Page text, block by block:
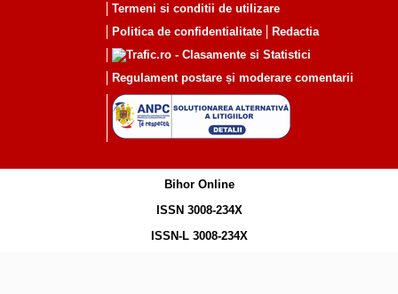
Termeni si conditii de utilizare
Politica de confidentialitate
Redactia
Regulament postare și moderare comentarii
Bihor Online
ISSN 3008-234X
ISSN-L 3008-234X